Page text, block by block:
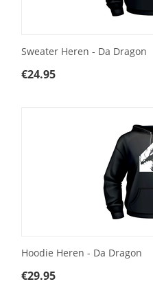
Sweater Heren - Da Dragon
€24.95
Hoodie Heren - Da Dragon
€29.95